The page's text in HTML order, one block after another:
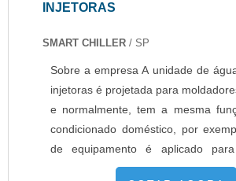
INJETORAS
SMART CHILLER / SP
Sobre a empresa A unidade de
injetoras é projetada para
e normalmente, tem a mesma
condicionado doméstico, por
de equipamento é aplicado para
temperatura do ambiente